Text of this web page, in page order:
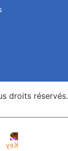
droits réservés.